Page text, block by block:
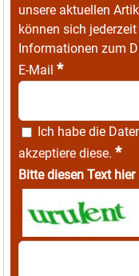
unsere aktuellen
können sich
Informationen zum
E-Mail *
Ich habe die
akzeptiere diese. *
Bitte diesen Text